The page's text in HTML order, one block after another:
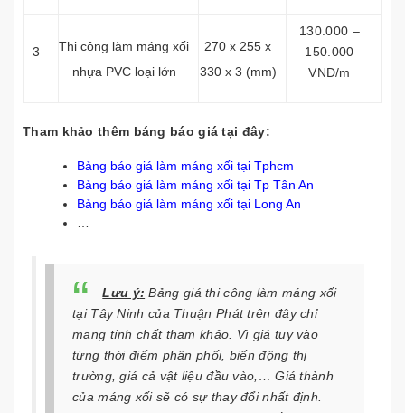
3
Thi công làm máng xối
nhựa PVC loại lớn
270 x 255 x
330 x 3 (mm)
130.000 –
150.000
VNĐ/m
Tham khảo thêm báng báo giá tại đây:
Bảng báo giá làm máng xối tại Tphcm
Bảng báo giá làm máng xối tại Tp Tân An
Bảng báo giá làm máng xối tại Long An
Lưu ý: Bảng giá thi công làm máng xối
tại Tây Ninh của Thuận Phát trên đây chỉ
mang tính chất tham khảo. Vì giá tuy vào
từng thời điểm phân phối, biến động thị
trường, giá cả vật liệu đầu vào,… Giá thành
của máng xối sẽ có sự thay đổi nhất định.